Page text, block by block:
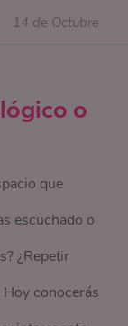
14 de Octubre
o
que
escuchado o
¿Repetir
conocerás